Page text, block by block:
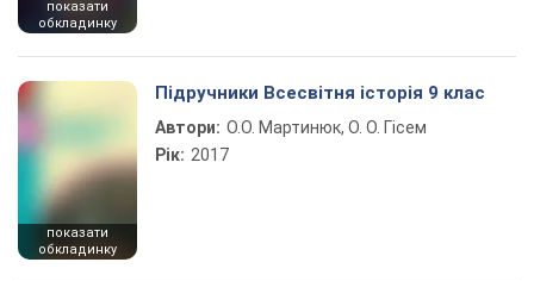
показати
обкладинку
показати
обкладинку
Підручники Всесвітня історія 9 клас
Автори: О.О. Мартинюк, О. О. Гісем
Рік: 2017